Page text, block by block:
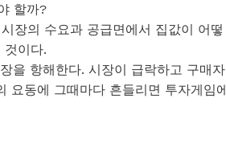
할까?
장의 수요과 공급면에서 집값이 어떻
것이다.
을 항해한다. 시장이 급락하고 구매자
요동에 그때마다 흔들리면 투자게임